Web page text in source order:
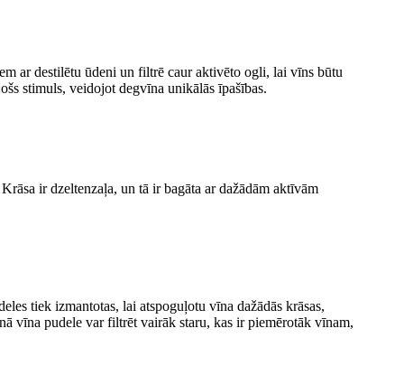
ar destilētu ūdeni un filtrē caur aktivēto ogli, lai vīns būtu
stimuls, veidojot degvīna unikālās īpašības.
ir dzeltenzaļa, un tā ir bagāta ar dažādām aktīvām
tiek izmantotas, lai atspoguļotu vīna dažādās krāsas,
vīna pudele var filtrēt vairāk staru, kas ir piemērotāk vīnam,